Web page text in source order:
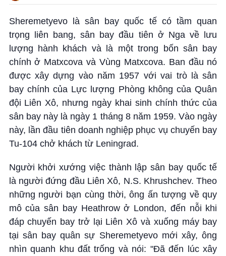
Sheremetyevo là sân bay quốc tế có tầm quan
trọng liên bang, sân bay đầu tiên ở Nga về lưu
lượng hành khách và là một trong bốn sân bay
chính ở Matxcova và Vùng Matxcova. Ban đầu nó
được xây dựng vào năm 1957 với vai trò là sân
bay chính của Lực lượng Phòng không của Quân
đội Liên Xô, nhưng ngày khai sinh chính thức của
sân bay này là ngày 1 tháng 8 năm 1959. Vào ngày
này, lần đầu tiên doanh nghiệp phục vụ chuyến bay
Tu-104 chở khách từ Leningrad.
Người khởi xướng việc thành lập sân bay quốc tế
là người đứng đầu Liên Xô, N.S. Khrushchev. Theo
những người bạn cùng thời, ông ấn tượng về quy
mô của sân bay Heathrow ở London, đến nỗi khi
đáp chuyến bay trở lại Liên Xô và xuống máy bay
tại sân bay quân sự Sheremetyevo mới xây, ông
nhìn quanh khu đất trống và nói: "Đã đến lúc xây